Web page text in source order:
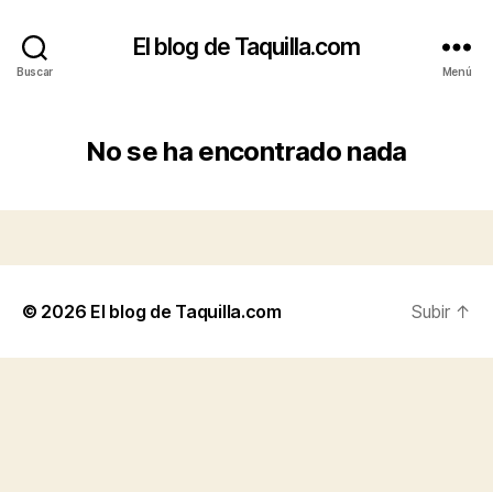
Buscar
El blog de Taquilla.com
Menú
No se ha encontrado nada
© 2026 El blog de Taquilla.com Subir ↑